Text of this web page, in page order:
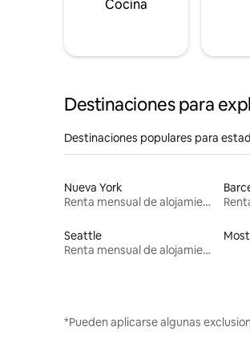
Cocina
Destinaciones para
Destinaciones populares para
Nueva York
Renta mensual de alojamientos
Seattle
Renta mensual de alojamientos
*Pueden aplicarse algunas